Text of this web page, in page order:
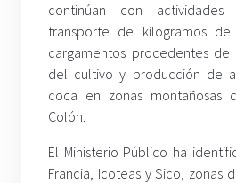
continúan con
transporte de kilogramos de
cargamentos procedentes de
del cultivo y producción de
coca en zonas montañosas
Colón.
El Ministerio Público ha
Francia, Icoteas y Sico, zonas